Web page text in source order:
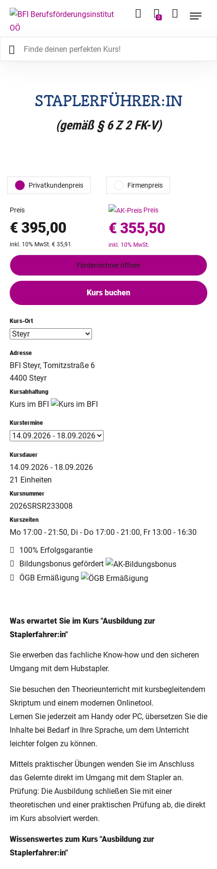
0
STAPLERFÜHRER:IN
(gemäß § 6 Z 2 FK-V)
Was erwartet Sie im Kurs "Ausbildung zur
Staplerfahrer:in"
Sie erwerben das fachliche Know-how und den sicheren
Umgang mit dem Hubstapler.
Sie besuchen den Theorieunterricht mit kursbegleitendem
Skriptum und einem modernen Onlinetool.
Lernen Sie jederzeit am Handy oder PC, übersetzen Sie die
Inhalte bei Bedarf in Ihre Sprache, um dem Unterricht
leichter folgen zu können.
Mittels praktischer Übungen wenden Sie im Anschluss
das Gelernte direkt im Umgang mit dem Stapler an.
Prüfung: Die Ausbildung schließen Sie mit einer
theoretischen und einer praktischen Prüfung ab, die direkt
im Kurs absolviert werden.
Wissenswertes zum Kurs "Ausbildung zur
Staplerfahrer:in"
Kurs-Ort
Adresse
BFI Steyr, Tomitzstraße 6
4400 Steyr
Kursabhaltung
Kurs im BFI
Kurstermine
Kursdauer
14.09.2026 - 18.09.2026
21 Einheiten
Kursnummer
2026SRSR233008
Kurszeiten
Mo 17:00 - 21:50, Di - Do 17:00 - 21:00, Fr 13:00 - 16:30
Privatkundenpreis Firmenpreis
Preis
€ 395,00
inkl. 10% MwSt. € 35,91
Preis
€ 355,50
inkl. 10% MwSt.
Förderrechner öffnen
Kurs buchen
100% Erfolgsgarantie
Bildungsbonus gefördert
ÖGB Ermäßigung